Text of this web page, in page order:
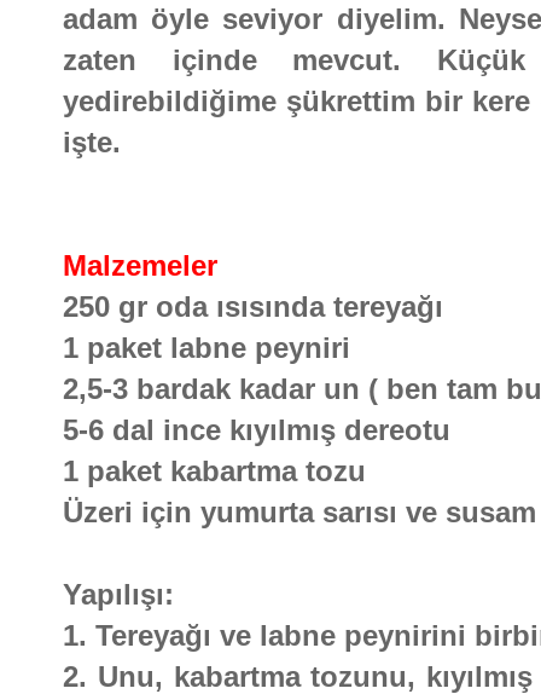
adam öyle seviyor diyelim.
zaten içinde mevcut. Küçük
yedirebildiğime şükrettim bir
işte.
Malzemeler
250 gr oda ısısında tereyağı
1 paket labne peyniri
2,5-3 bardak kadar un ( ben tam
5-6 dal ince kıyılmış dereotu
1 paket kabartma tozu
Üzeri için yumurta sarısı ve susam
Yapılışı:
1. Tereyağı ve labne peynirini
2. Unu, kabartma tozunu,